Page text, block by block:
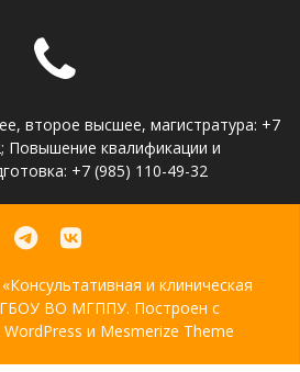
второе высшее, магистратура: +7
Повышение квалификации и
+7 (985) 110-49-32
и клиническая
ВО МГППУ. Построен с
и Mesmerize Theme